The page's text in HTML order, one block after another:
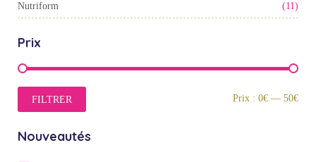
Nutriform (11)
Prix
FILTRER Prix : 0€ — 50€
Nouveautés